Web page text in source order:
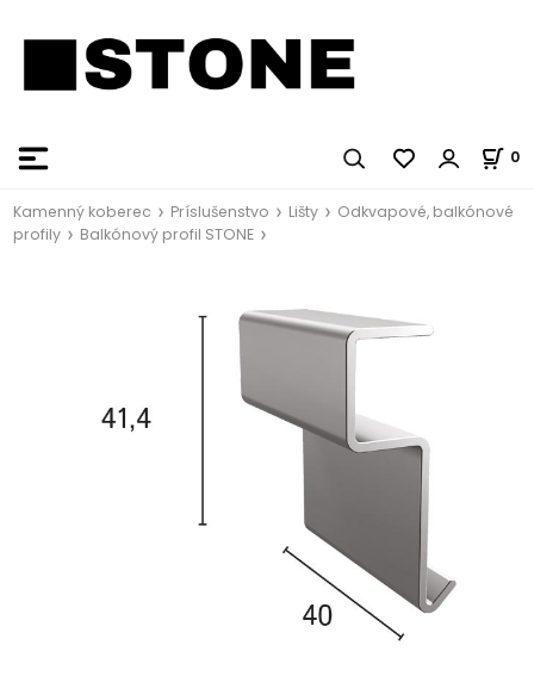
0
Kamenný koberec Príslušenstvo Lišty
Odkvapové, balkónové
profily
Balkónový profil STONE